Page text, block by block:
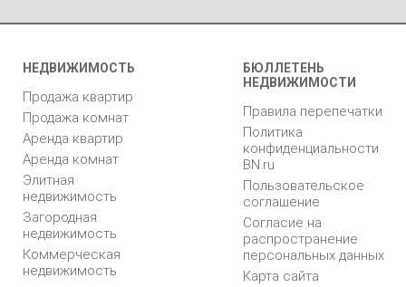
НЕДВИЖИМОСТЬ
Продажа квартир
Продажа комнат
Аренда квартир
Аренда комнат
Элитная
недвижимость
Загородная
недвижимость
Коммерческая
недвижимость
БЮЛЛЕТЕНЬ
НЕДВИЖИМОСТИ
Правила перепечатки
Политика
конфиденциальности
BN.ru
Пользовательское
соглашение
Согласие на
распространение
персональных данных
Карта сайта